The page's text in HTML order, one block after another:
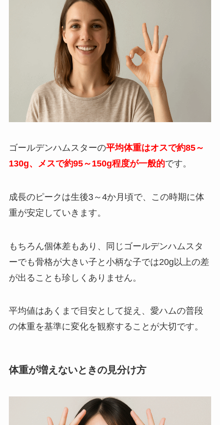
ゴールデンハムスターの平均体重はオスで約85～
130g、メスで約95～150g程度が一般的です。
成長のピークは生後3～4か月頃で、この時期に体
重が安定していきます。
もちろん個体差もあり、同じゴールデンハムスタ
ーでも骨格が大きい子と小柄な子では20g以上の差
が出ることも珍しくありません。
平均値はあくまで目安として捉え、愛ハムの普段
の体重を基準に変化を観察することが大切です。
体重が増えないときの見分け方